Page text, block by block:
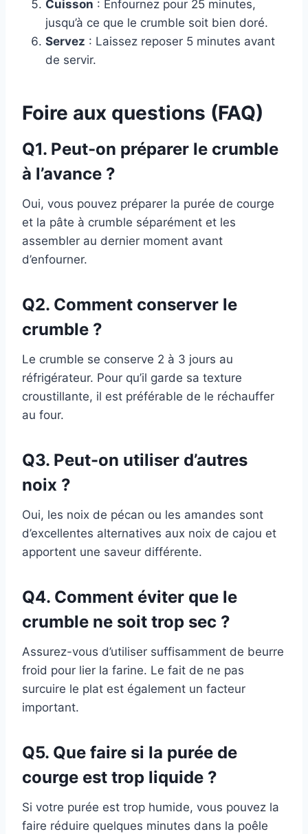
Cuisson : Enfournez pour 25 minutes,
jusqu’à ce que le crumble soit bien doré.
Servez : Laissez reposer 5 minutes avant
de servir.
Foire aux questions (FAQ)
Q1. Peut-on préparer le crumble
à l’avance ?
Oui, vous pouvez préparer la purée de courge
et la pâte à crumble séparément et les
assembler au dernier moment avant
d’enfourner.
Q2. Comment conserver le
crumble ?
Le crumble se conserve 2 à 3 jours au
réfrigérateur. Pour qu’il garde sa texture
croustillante, il est préférable de le réchauffer
au four.
Q3. Peut-on utiliser d’autres
noix ?
Oui, les noix de pécan ou les amandes sont
d’excellentes alternatives aux noix de cajou et
apportent une saveur différente.
Q4. Comment éviter que le
crumble ne soit trop sec ?
Assurez-vous d’utiliser suffisamment de beurre
froid pour lier la farine. Le fait de ne pas
surcuire le plat est également un facteur
important.
Q5. Que faire si la purée de
courge est trop liquide ?
Si votre purée est trop humide, vous pouvez la
faire réduire quelques minutes dans la poêle